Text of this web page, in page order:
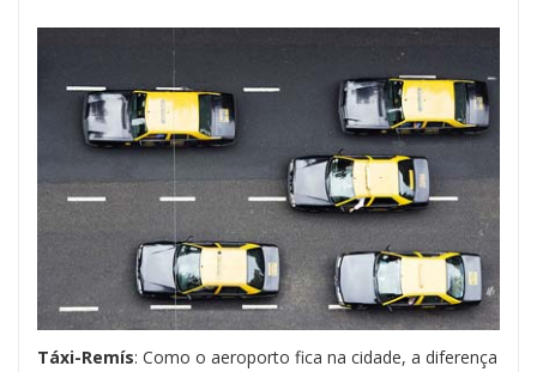
Táxi-Remís: Como o aeroporto fica na cidade, a diferença